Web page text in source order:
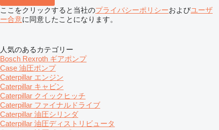
ここをクリックすると当社のプライバシーポリシーおよびユーザ
ー合意に同意したことになります。
人気のあるカテゴリー
Bosch Rexroth ギアポンプ
Case 油圧ポンプ
Caterpillar エンジン
Caterpillar キャビン
Caterpillar クイックヒッチ
Caterpillar ファイナルドライブ
Caterpillar 油圧シリンダ
Caterpillar 油圧ディストリビュータ